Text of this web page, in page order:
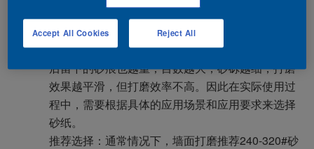
砂纸通常用“目数”来表示其砂纸上砂砾的粗细程
度；目数越小，砂砾越粗，打磨效率越高，但打磨
后留下的砂痕也越重；目数越大，砂砾越细，打磨
效果越平滑，但打磨效率不高。因此在实际使用过
程中，需要根据具体的应用场景和应用要求来选择
砂纸。
推荐选择：通常情况下，墙面打磨推荐240-320#砂
Reject All
Accept All Cookies